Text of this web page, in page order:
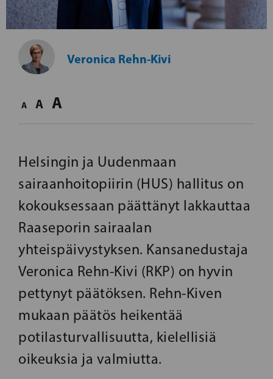
Veronica Rehn-Kivi
A A A
Helsingin ja Uudenmaan
sairaanhoitopiirin (HUS) hallitus on
kokouksessaan päättänyt lakkauttaa
Raaseporin sairaalan
yhteispäivystyksen. Kansanedustaja
Veronica Rehn-Kivi (RKP) on hyvin
pettynyt päätöksen. Rehn-Kiven
mukaan päätös heikentää
potilasturvallisuutta, kielellisiä
oikeuksia ja valmiutta.